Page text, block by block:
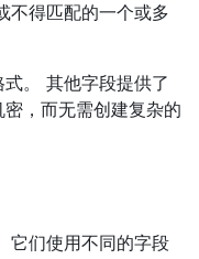
不得匹配的一个或多
。 其他字段提供了
，而无需创建复杂的
它们使用不同的字段